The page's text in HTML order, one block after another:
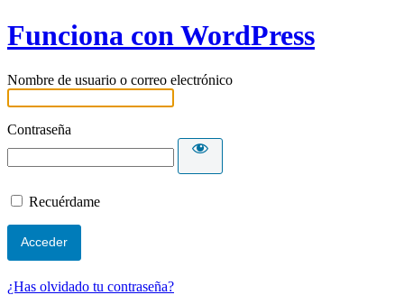
Funciona con WordPress
Nombre de usuario o correo electrónico
Contraseña
Recuérdame
¿Has olvidado tu contraseña?